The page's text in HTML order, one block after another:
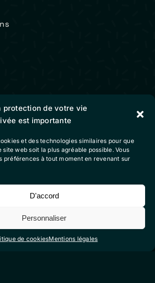
protection de votre vie
est importante
et des technologies similaires pour que
web soit la plus agréable possible. Vous
préférences à tout moment en revenant sur
D'accord
Personnaliser
de cookiesMentions légales
(eu)